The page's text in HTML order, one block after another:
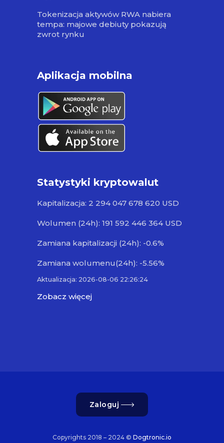
Tokenizacja aktywów RWA nabiera
tempa: majowe debiuty pokazują
zwrot rynku
Aplikacja mobilna
Statystyki kryptowalut
Kapitalizacja: 2 294 047 678 620 USD
Wolumen (24h): 191 592 446 364 USD
Zamiana kapitalizacji (24h): -0.6%
Zamiana wolumenu(24h): -5.56%
Aktualizacja: 2026-08-06 22:26:24
Zobacz więcej
Zaloguj
Copyrights 2018 – 2024 © Dogtronic.io